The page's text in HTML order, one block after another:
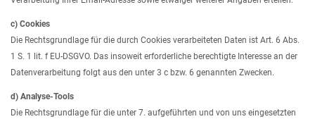
c) Cookies
Die Rechtsgrundlage für die durch Cookies verarbeiteten Daten ist Art. 6 Abs.
1 S. 1 lit. f EU-DSGVO. Das insoweit erforderliche berechtigte Interesse an der
Datenverarbeitung folgt aus den unter 3 c bzw. 6 genannten Zwecken.
d) Analyse-Tools
Die Rechtsgrundlage für die unter 7. aufgeführten und von uns eingesetzten